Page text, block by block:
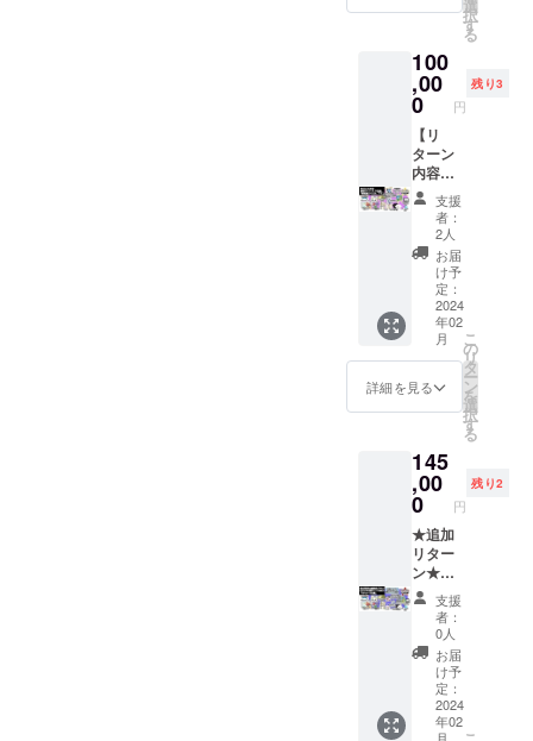
ターン
のご紹
介」を
ご覧く
ださ
い。
※「ゲー
ム本
体：DL
コー
ド」
は、
「Ninte
ndo
Switch
用」ま
たは
「PC用
（Stea
m）」
のどち
選択し
ていた
だけま
す。
※PC版
は、
Steam
からダ
ウン
ロード
してい
ただけ
ます。
※「サウ
ンドト
表記／
ベット
表記の
少なく
とも１
つは必
ずご記
入くだ
さい。
いずれ
か一方
を省略
された
場合、
弊社が
推奨す
いたし
ます。 -
-----------
-----------
-----------
-------- ※
サンソ
フト会
員証の
詳細は
「リ
ターン
プラン
のご紹
介」を
ご覧く
ださ
い。
①：
示する
お名前
（ニッ
クネー
ム可）
をご記
入くだ
さい。
・日本
語表
記： ・
アル
ファ
ベット
表記：
日本語
アル
ファ
少なく
とも１
つは必
ずご記
入くだ
さい。
いずれ
か一方
を省略
された
場合、
弊社が
推奨す
る表記
で補完
ド x 1点
販売予
定価
格：
円］ ・
サウン
ドト
ラック
［一般
販売予
定価
格：未
定］ ・
PC・ス
マホ用
壁紙 ・
クリア
ファイ
ル 3種
定記念
ピン
ズ 3種
・オリ
ジナル
デザイ
ンTシャ
ツ ・お
礼メッ
セージ
【備考
欄にご
記入い
ただく
・ゲー
ム内ク
レジッ
トにお
名前掲
載
（中）
（※①）
「リッ
プルア
イラン
ド」ス
テッ
カー ・
ゲーム
本体：
DLコー
ド x 1点
定価
格：
1,100
円］ ・
サウン
ドト
ラック
［一般
販売予
定価
格：未
定］ ・
PC・ス
マホ用
壁紙 ・
原画イ
ラス
ト
キャン
バス
アート
・サン
ソフト
会員証
SUNSO
FTヒス
トリー
本『サ
ンソフ
ト クロ
ニク
ル』 ・
トート
ム内ク
レジッ
トにお
名前掲
載
（中）
（※①）
・
「リッ
プルア
イラン
ド」ス
テッ
カー ・
ゲーム
選
択
す
る
100
,00
0 円
残り3
【リ
ターン
内容】
・もり
けん先
生複製
サイン
入り色
紙「東
海道五
十三
次」 ・
複製原
画イラ
スト
アート
・サン
ソフト
会員証
・
SUNSO
FTヒス
トリー
本『サ
ンソフ
ト大全
（仮）
』 ・
トート
バッグ
支援
者：
2人
お届
け予
定：
2024
年02
月
詳細を見る
こ
の
リ
タ
ー
ン
を
選
択
す
る
145
,00
0 円
残り2
★追加
リター
ン★
【リ
ターン
内容】
・江南
サンソ
フト開
発現場
見学
支援
者：
0人
お届
け予
定：
2024
年02